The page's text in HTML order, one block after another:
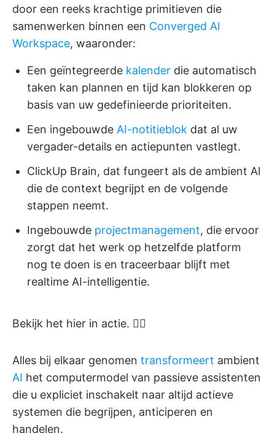
door een reeks krachtige primitieven die
samenwerken binnen een Converged AI
Workspace, waaronder:
Een geïntegreerde kalender die automatisch
taken kan plannen en tijd kan blokkeren op
basis van uw gedefinieerde prioriteiten.
Een ingebouwde AI-notitieblok dat al uw
vergader-details en actiepunten vastlegt.
ClickUp Brain, dat fungeert als de ambient AI
die de context begrijpt en de volgende
stappen neemt.
Ingebouwde projectmanagement, die ervoor
zorgt dat het werk op hetzelfde platform
nog te doen is en traceerbaar blijft met
realtime AI-intelligentie.
Bekijk het hier in actie. 👇🏼
Alles bij elkaar genomen transformeert ambient
AI het computermodel van passieve assistenten
die u expliciet inschakelt naar altijd actieve
systemen die begrijpen, anticiperen en
handelen.